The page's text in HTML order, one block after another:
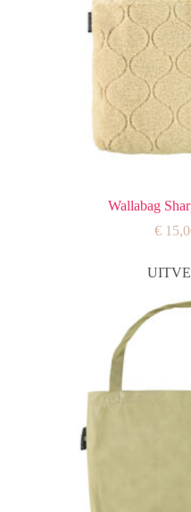
Wallabag
€